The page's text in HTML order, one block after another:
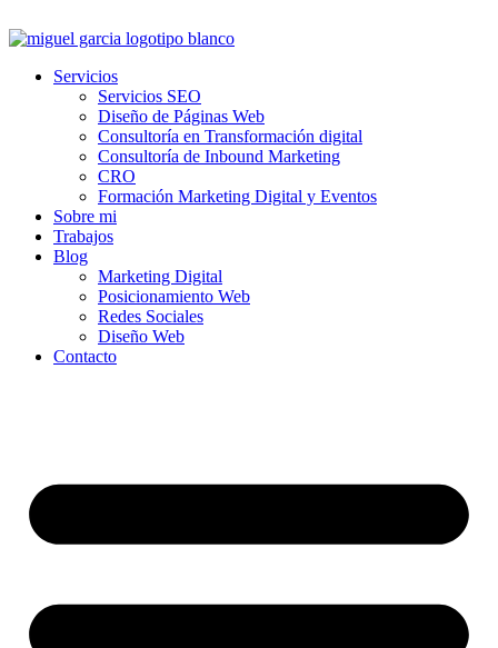
al
Servicios
Servicios SEO
Diseño de Páginas Web
Consultoría en Transformación digital
Consultoría de Inbound Marketing
CRO
Formación Marketing Digital y Eventos
Sobre mi
Trabajos
Blog
Marketing Digital
Posicionamiento Web
Redes Sociales
Diseño Web
Contacto